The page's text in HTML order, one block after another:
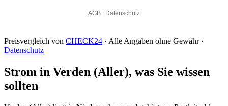
Preisvergleich von CHECK24 · Alle Angaben ohne Gewähr ·
Datenschutz
Strom in Verden (Aller), was Sie wissen
sollten